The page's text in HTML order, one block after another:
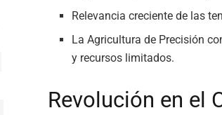
Relevancia creciente de las
La Agricultura de Precisión
y recursos limitados.
Revolución en el